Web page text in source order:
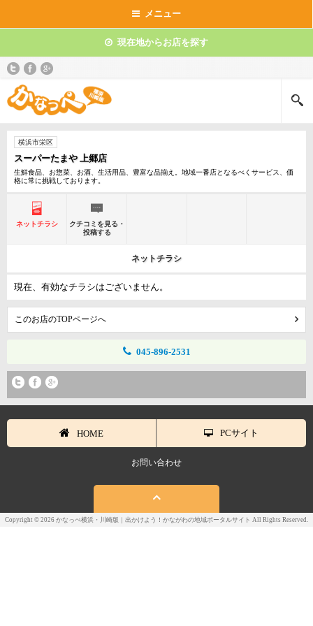
メニュー
現在地からお店を探す
横浜市栄区
スーパーたまや 上郷店
生鮮食品、お惣菜、お酒、生活用品、豊富な品揃え。地域一番店となるべくサービス、価
格に常に挑戦しております。
ネットチラシ
クチコミを見る・
投稿する
ネットチラシ
現在、有効なチラシはございません。
このお店のTOPページへ
045-896-2531
HOME PCサイト
お問い合わせ
Copyright © 2026 かなっぺ横浜・川崎版｜出かけよう！かながわの地域ポータルサイト All Rights Reserved.